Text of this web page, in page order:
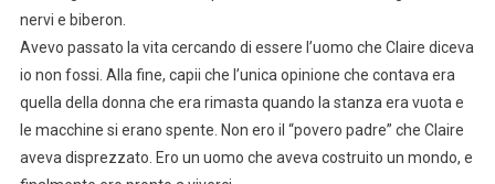
nervi e biberon.
Avevo passato la vita cercando di essere l’uomo che Claire diceva
io non fossi. Alla fine, capii che l’unica opinione che contava era
quella della donna che era rimasta quando la stanza era vuota e
le macchine si erano spente. Non ero il “povero padre” che Claire
aveva disprezzato. Ero un uomo che aveva costruito un mondo, e